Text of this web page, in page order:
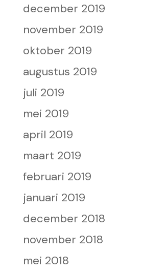
december 2019
november 2019
oktober 2019
augustus 2019
juli 2019
mei 2019
april 2019
maart 2019
februari 2019
januari 2019
december 2018
november 2018
mei 2018